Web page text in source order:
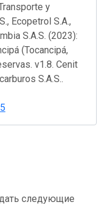
y
Ecopetrol S.A.,
S.A.S. (2023):
(Tocancipá,
v1.8. Cenit
S.A.S..
следующие